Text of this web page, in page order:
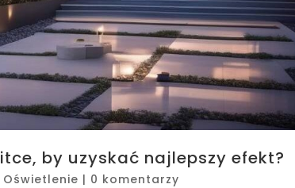
by uzyskać najlepszy efekt?
Oświetlenie | 0 komentarzy